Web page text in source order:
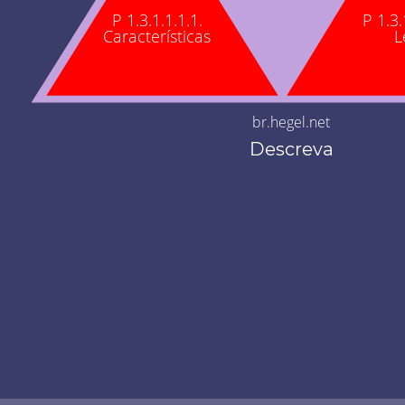
P 1.3.1.1.1.1.
Características
P
br.hegel.net
Descreva